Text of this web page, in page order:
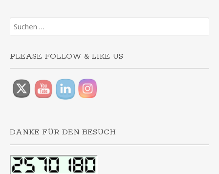
Suchen
nach:
PLEASE FOLLOW & LIKE US
DANKE FÜR DEN BESUCH